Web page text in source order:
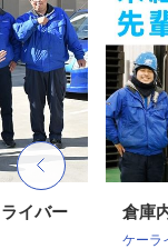
イバー 倉庫
ケーラ